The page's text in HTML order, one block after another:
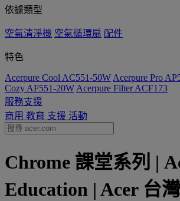
依據類型
空氣清淨機 空氣循環扇 配件
特色
Acerpure Cool AC551-50W Acerpure Pro
Cozy AF551-20W Acerpure Filter ACF173
服務支援
商用 教育 支援 活動
Chrome 課堂系列 |
Education | Acer 台灣